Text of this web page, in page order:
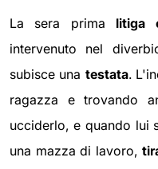
La sera prima litiga
intervenuto nel
subisce una testata.
ragazza e trovando
ucciderlo, e quando lui
una mazza di lavoro,